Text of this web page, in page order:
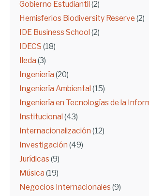
Gobierno Estudiantil (2)
Hemisferios Biodiversity Reserve (2)
IDE Business School (2)
IDECS (18)
Ileda (3)
Ingeniería (20)
Ingeniería Ambiental (15)
Ingeniería en Tecnologías de la
Institucional (43)
Internacionalización (12)
Investigación (49)
Jurídicas (9)
Música (19)
Negocios Internacionales (9)